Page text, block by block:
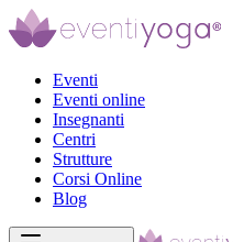
Eventi
Eventi online
Insegnanti
Centri
Strutture
Corsi Online
Blog